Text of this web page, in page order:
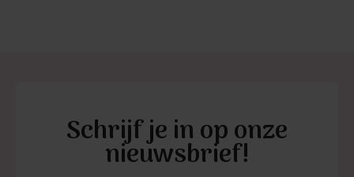
Schrijf je in op onze
nieuwsbrief!